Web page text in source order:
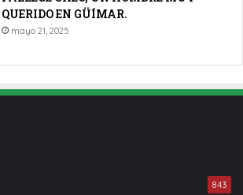
QUERIDO EN GÜÍMAR.
mayo 21, 2025
843